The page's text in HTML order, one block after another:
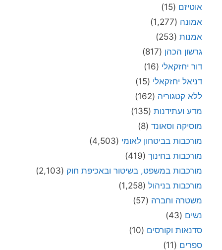
אוטיזם (15)
אמונה (1,277)
אמנות (253)
גרשון הכהן (817)
דור יחזקאלי (16)
דניאל יחזקאלי (15)
ללא קטגוריה (162)
מדע ועתידנות (135)
מוסיקה וסאונד (8)
מורכבות בביטחון לאומי (4,503)
מורכבות בחינוך (419)
מורכבות במשפט, בשיטור ובאכיפת חוק (2,103)
מורכבות בניהול (1,258)
משטרה וחברה (57)
נשים (43)
סדנאות וקורסים (10)
ספרים (11)